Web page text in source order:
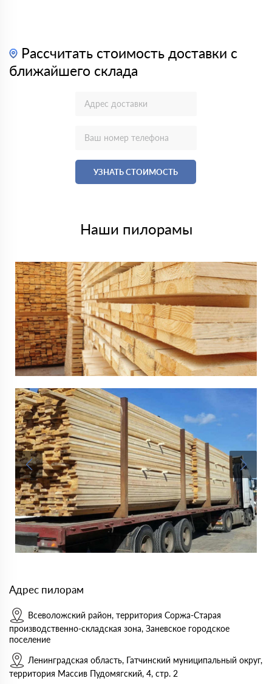
Рассчитать стоимость доставки с
ближайшего склада
УЗНАТЬ СТОИМОСТЬ
Наши пилорамы
Адрес пилорам
Всеволожский район, территория Соржа-Старая
производственно-складская зона, Заневское городское
поселение
Ленинградская область, Гатчинский муниципальный округ,
территория Массив Пудомягский, 4, стр. 2